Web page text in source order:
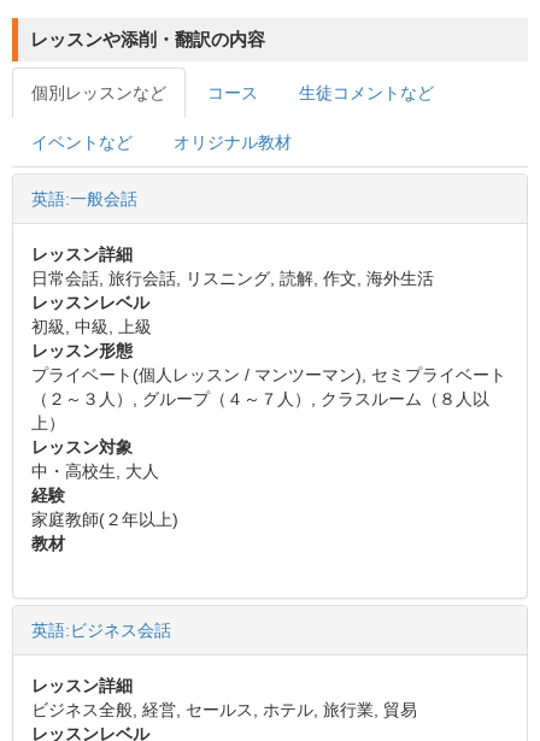
レッスンや添削・翻訳の内容
個別レッスンなど コース 生徒コメントなど
イベントなど オリジナル教材
英語:一般会話
レッスン詳細
日常会話, 旅行会話, リスニング, 読解, 作文, 海外生活
レッスンレベル
初級, 中級, 上級
レッスン形態
プライベート(個人レッスン / マンツーマン), セミプライベート
（２～３人）, グループ（４～７人）, クラスルーム（８人以
上）
レッスン対象
中・高校生, 大人
経験
家庭教師(２年以上)
教材
英語:ビジネス会話
レッスン詳細
ビジネス全般, 経営, セールス, ホテル, 旅行業, 貿易
レッスンレベル